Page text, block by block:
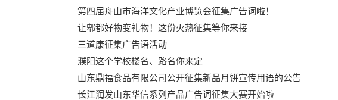
第四届舟山市海洋文化产业博览会征集广告词啦！
让郫都好物变礼物！这份火热征集等你来接
三道康征集广告语活动
濮阳这个学校楼名、路名你来定
山东鼎福食品有限公司公开征集新品月饼宣传用语的公告
长江润发山东华信系列产品广告词征集大赛开始啦